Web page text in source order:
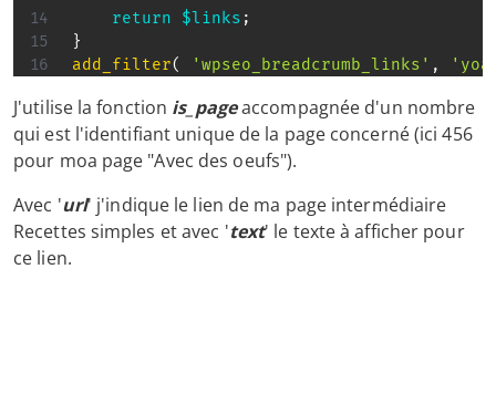
return $links ;
}
add_filter( 'wpseo_breadcrumb_links' ,
J'utilise la fonction is_pageaccompagnée d'un nombre
qui est l'identifiant unique de la page concerné (ici 456
pour moa page "Avec des oeufs").
Avec 'url' j'indique le lien de ma page intermédiaire
Recettes simples et avec 'text' le texte à afficher pour
ce lien.